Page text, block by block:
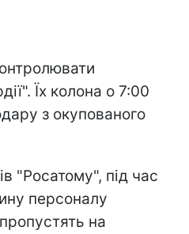
Їх колона о 7:00
з окупованого
"Росатому", під час
персоналу
на